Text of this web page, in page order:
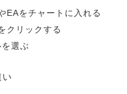
EAをチャートに入れる
クリックする
選ぶ